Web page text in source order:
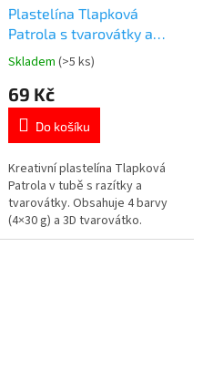
Plastelína Tlapková
Patrola s tvarovátky a
razítky – 4 barvy
Průměrné
produktu
5,0
5
hvězdiček.
Skladem (>5 ks)
69 Kč
Do košíku
Kreativní plastelína Tlapková
Patrola v tubě s razítky a
tvarovátky. Obsahuje 4 barvy
(4×30 g) a 3D tvarovátko.
Oficiální licence. Více produktů s